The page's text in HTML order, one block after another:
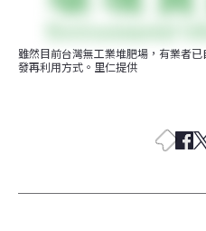
雖然目前台灣無工業堆肥場，有業者
發再利用方式。里仁提供